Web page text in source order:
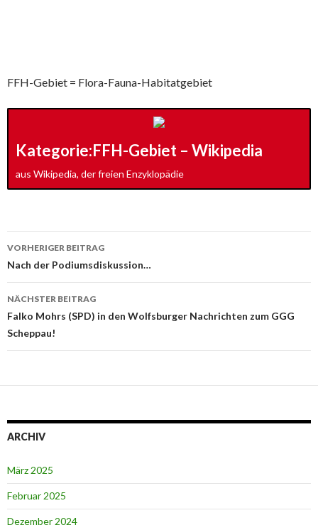
FFH-Gebiet = Flora-Fauna-Habitatgebiet
Kategorie:FFH-Gebiet – Wikipedia
aus Wikipedia, der freien Enzyklopädie
Beitrags-
Navigation
VORHERIGER BEITRAG
Nach der Podiumsdiskussion…
NÄCHSTER BEITRAG
Falko Mohrs (SPD) in den Wolfsburger Nachrichten zum GGG
Scheppau!
ARCHIV
März 2025
Februar 2025
Dezember 2024